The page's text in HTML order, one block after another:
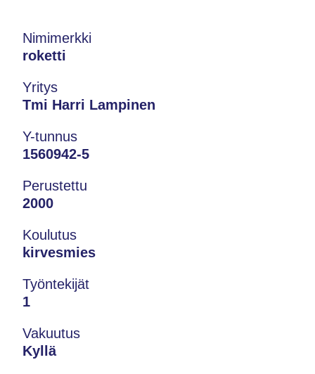
Nimimerkki
roketti
Yritys
Tmi Harri Lampinen
Y-tunnus
1560942-5
Perustettu
2000
Koulutus
kirvesmies
Työntekijät
1
Vakuutus
Kyllä